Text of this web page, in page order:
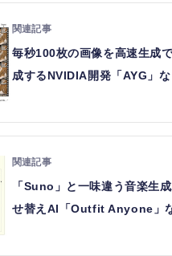
毎秒100枚の画像を高速生成
成するNVIDIA開発「AYG」
「Suno」と一味違う音楽生
せ替えAI「Outfit Anyone」